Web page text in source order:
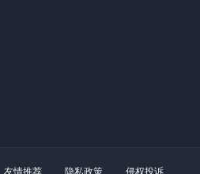
友情推荐 隐私政策 侵权投诉